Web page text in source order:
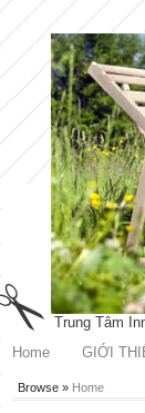
Trung Tâm
Home
GIỚI
Browse » Home